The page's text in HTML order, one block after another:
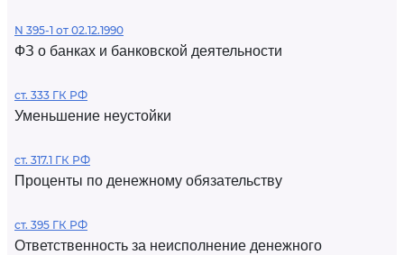
N 395-1 от 02.12.1990
ФЗ о банках и банковской деятельности
ст. 333 ГК РФ
Уменьшение неустойки
ст. 317.1 ГК РФ
Проценты по денежному обязательству
ст. 395 ГК РФ
Ответственность за неисполнение денежного